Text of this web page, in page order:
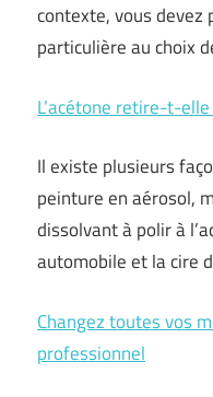
contexte, vous
particulière au choix
L’acétone retire-t-
Il existe plusieurs
peinture en aérosol,
dissolvant à polir à
automobile et la cire
Changez toutes vos
professionnel